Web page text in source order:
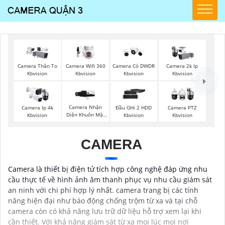
Camera Thân To
Kbvision
Camera Wifi 360
Kbvision
Camera Có DWDR
Kbvision
Camera 2k Ip
Kbvision
Camera Ip 4k
Kbvision
Camera Nhận
Diện Khuôn Mặt
Đầu GHi 2 HDD
Kbvision
Camera PTZ
Kbvision
CAMERA
Camera là thiết bị điện tử tích hợp công nghệ đáp ứng nhu
cầu thực tế về hình ảnh âm thanh phục vụ nhu cầu giám sát
an ninh với chi phí hợp lý nhất. camera trang bị các tính
năng hiện đại như báo động chống trộm từ xa và tại chỗ
camera còn có khả năng lưu trữ dữ liệu hỗ trợ xem lại khi
cần thiết. Với khả năng giám sát từ xa mọi lúc mọi nơi